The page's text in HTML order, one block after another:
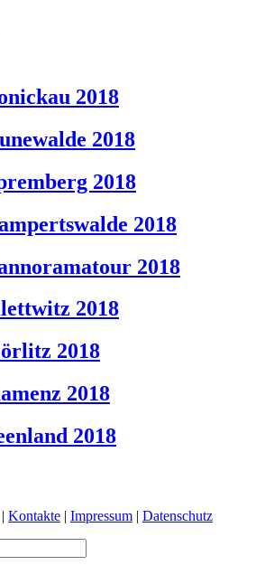
2018
2018
2018
2018
2018
2018
2018
2018
2018
Kontakte | Impressum | Datenschutz